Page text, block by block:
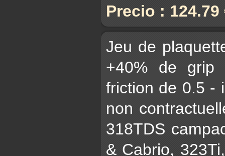
Precio : 124.79
Jeu de
+40% de grip
friction de 0.5 -
non
318TDS
& Cabrio,